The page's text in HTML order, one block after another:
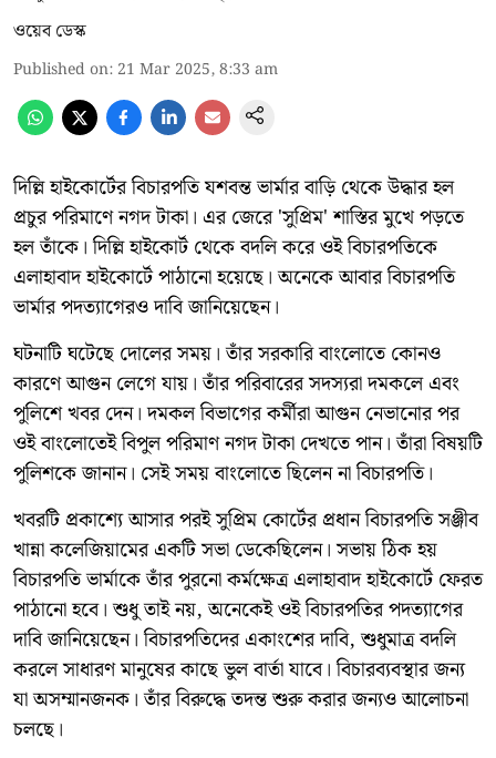
ওয়েব ডেস্ক
Published on: 21 Mar 2025, 8:33 am
দিল্লি হাইকোর্টের বিচারপতি যশবন্ত ভার্মার বাড়ি থেকে উদ্ধার হল
প্রচুর পরিমাণে নগদ টাকা। এর জেরে 'সুপ্রিম' শাস্তির মুখে পড়তে
হল তাঁকে। দিল্লি হাইকোর্ট থেকে বদলি করে ওই বিচারপতিকে
এলাহাবাদ হাইকোর্টে পাঠানো হয়েছে। অনেকে আবার বিচারপতি
ভার্মার পদত্যাগেরও দাবি জানিয়েছেন।
ঘটনাটি ঘটেছে দোলের সময়। তাঁর সরকারি বাংলোতে কোনও
কারণে আগুন লেগে যায়। তাঁর পরিবারের সদস্যরা দমকলে এবং
পুলিশে খবর দেন। দমকল বিভাগের কর্মীরা আগুন নেভানোর পর
ওই বাংলোতেই বিপুল পরিমাণ নগদ টাকা দেখতে পান। তাঁরা বিষয়টি
পুলিশকে জানান। সেই সময় বাংলোতে ছিলেন না বিচারপতি।
খবরটি প্রকাশ্যে আসার পরই সুপ্রিম কোর্টের প্রধান বিচারপতি সঞ্জীব
খান্না কলেজিয়ামের একটি সভা ডেকেছিলেন। সভায় ঠিক হয়
বিচারপতি ভার্মাকে তাঁর পুরনো কর্মক্ষেত্র এলাহাবাদ হাইকোর্টে ফেরত
পাঠানো হবে। শুধু তাই নয়, অনেকেই ওই বিচারপতির পদত্যাগের
দাবি জানিয়েছেন। বিচারপতিদের একাংশের দাবি, শুধুমাত্র বদলি
করলে সাধারণ মানুষের কাছে ভুল বার্তা যাবে। বিচারব্যবস্থার জন্য
যা অসম্মানজনক। তাঁর বিরুদ্ধে তদন্ত শুরু করার জন্যও আলোচনা
চলছে।